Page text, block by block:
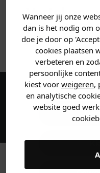
Wanneer jij onze
dan is het nodig om
doe je door op
cookies plaatsen
verbeteren en
persoonlijke
kiest voor weigeren,
en analytische
website goed
MATERIAAL &
ANDERE
Maak een
korting op
Vertel ons
zoek bent
jouw